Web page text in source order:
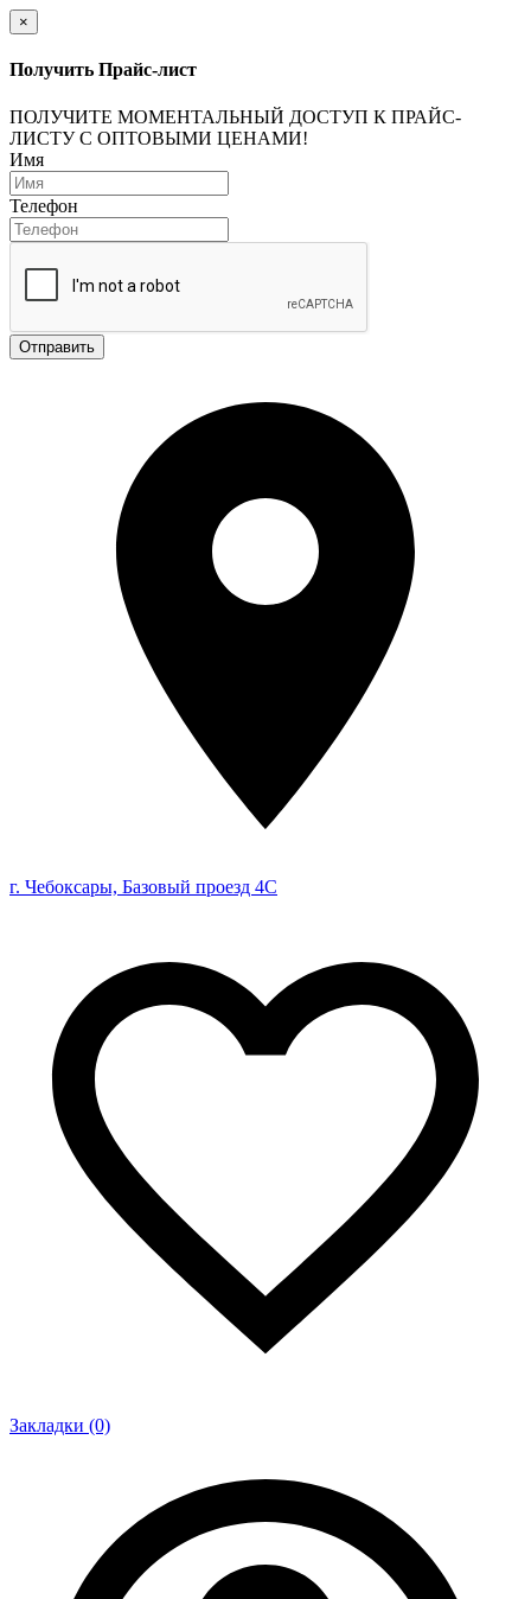
×
Получить Прайс-лист
ПОЛУЧИТЕ МОМЕНТАЛЬНЫЙ ДОСТУП К ПРАЙС-
ЛИСТУ С ОПТОВЫМИ ЦЕНАМИ!
Имя
Телефон
Отправить
г. Чебоксары, Базовый проезд 4С
Закладки (0)